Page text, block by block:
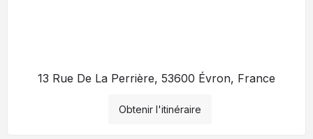
13 Rue De La Perrière, 53600 Évron, France
Obtenir l'itinéraire